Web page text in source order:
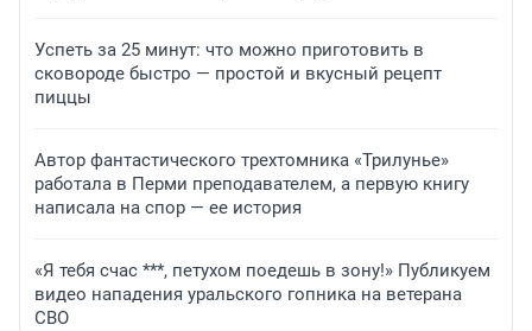
Успеть за 25 минут: что можно приготовить в
сковороде быстро — простой и вкусный рецепт
пиццы
Автор фантастического трехтомника «Трилунье»
работала в Перми преподавателем, а первую книгу
написала на спор — ее история
«Я тебя счас ***, петухом поедешь в зону!» Публикуем
видео нападения уральского гопника на ветерана
СВО